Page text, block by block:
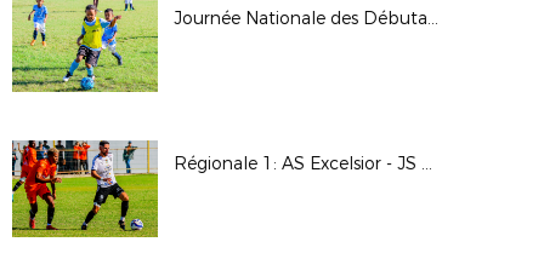
Journée Nationale des Débutants 2025
Régionale 1: AS Excelsior - JS Saint Pierroise